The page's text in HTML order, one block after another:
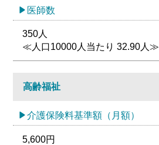
医師数
350人
≪人口10000人当たり 32.90人≫
高齢福祉
介護保険料基準額（月額）
5,600円